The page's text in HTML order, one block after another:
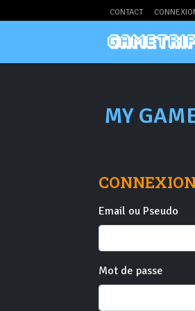
CONTACT
MY
CONNEXION
Email ou Pseudo
Mot de passe